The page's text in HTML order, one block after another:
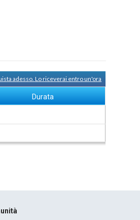
adesso. Lo riceverai entro un'ora
Durata